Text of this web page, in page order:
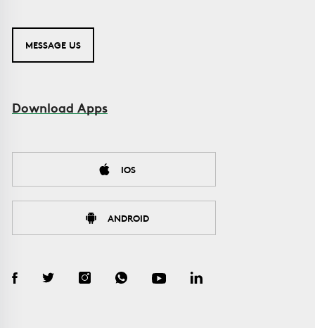
MESSAGE US
Download Apps
IOS
ANDROID